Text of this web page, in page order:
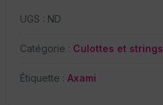
UGS : ND
Catégorie : Culottes et strings
Étiquette :Axami